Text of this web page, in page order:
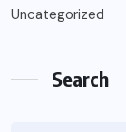
Uncategorized
Search